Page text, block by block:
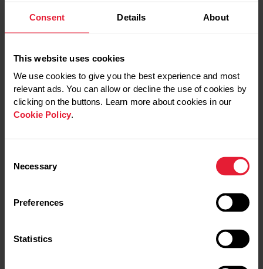
Consent Details About
This website uses cookies
We use cookies to give you the best experience and most
relevant ads. You can allow or decline the use of cookies by
clicking on the buttons. Learn more about cookies in our
Cookie Policy.
Selection
Necessary
Preferences
Statistics